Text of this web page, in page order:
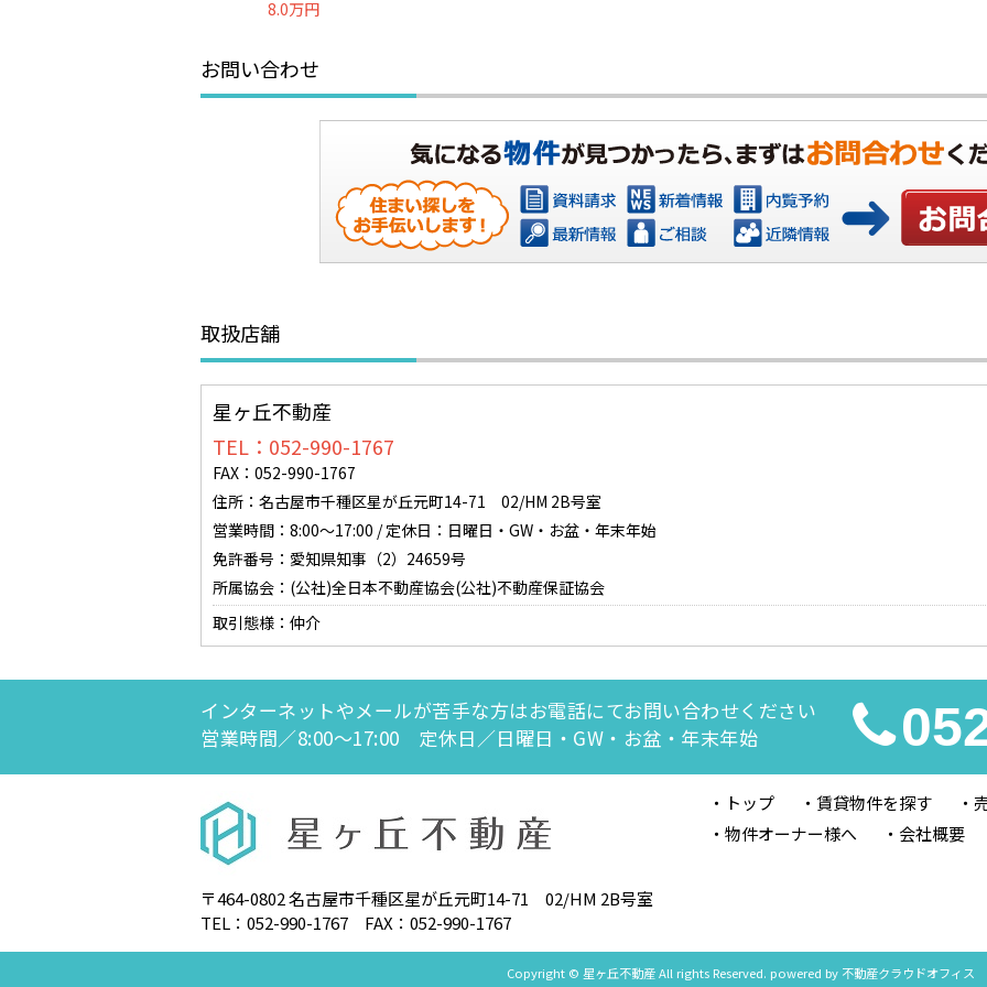
8.0万円
お問い合わせ
取扱店舗
星ヶ丘不動産
TEL：052-990-1767
FAX：052-990-1767
住所：名古屋市千種区星が丘元町14-71 02/HM 2B号室
営業時間：8:00～17:00 / 定休日：日曜日・GW・お盆・年末年始
免許番号：愛知県知事（2）24659号
所属協会：(公社)全日本不動産協会(公社)不動産保証協会
取引態様：仲介
インターネットやメールが苦手な方はお電話にてお問い合わせください
営業時間／8:00～17:00 定休日／日曜日・GW・お盆・年末年始
〒464-0802 名古屋市千種区星が丘元町14-71 02/HM 2B号室
TEL：052-990-1767 FAX：052-990-1767
トップ 賃貸物件を探す
物件オーナー様へ
会社概要
Copyright © 星ヶ丘不動産 All rights Reserved. powered by 不動産クラウドオフィス